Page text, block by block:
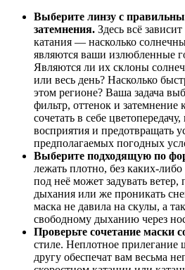
Выберите линзу с
затемнения. Здесь всё
катания — насколько
являются ваши излюбленные
Являются ли их склоны
или весь день? Насколько
этом регионе? Ваша задача
фильтр, оттенок и затемнение
сочетать в себе
восприятия и предотвращать
предполагаемых погодных
Выберите подходящую по
лежать плотно, без каких-либо
под неё может задувать ветер,
дыхания или же проникать
маска не давила на скулы, а
свободному дыханию через
Проверьте сочетание маски
стиле. Неплотное прилегание
другу обеспечат вам весьма